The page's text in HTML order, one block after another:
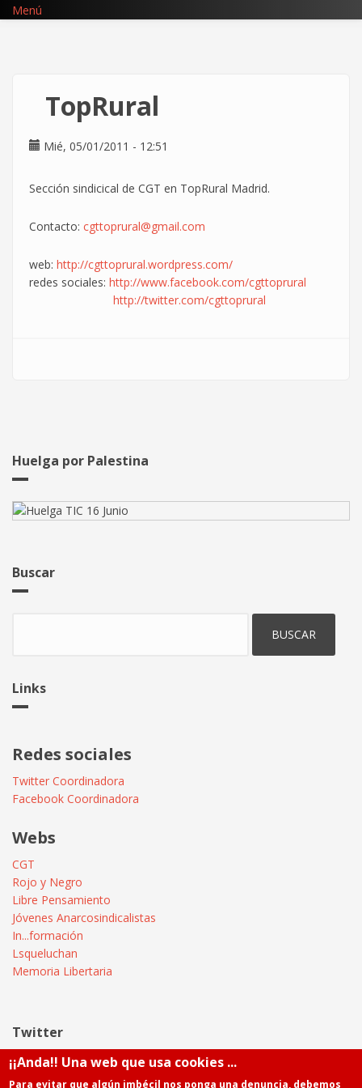
Pasar
Menú
TopRural
Mié, 05/01/2011 - 12:51
Sección sindicical de CGT en TopRural Madrid.
Contacto: cgttoprural@gmail.com
web: http://cgttoprural.wordpress.com/
redes sociales: http://www.facebook.com/cgttoprural
http://twitter.com/cgttoprural
Huelga por Palestina
Buscar
Links
Redes sociales
Twitter Coordinadora
Facebook Coordinadora
Webs
CGT
Rojo y Negro
Libre Pensamiento
Jóvenes Anarcosindicalistas
In...formación
Lsqueluchan
Memoria Libertaria
Twitter
Tweets by @Informatica_CGT
¡¡Anda!! Una web que usa cookies ...
Para evitar que algún imbécil nos ponga una denuncia, debemos